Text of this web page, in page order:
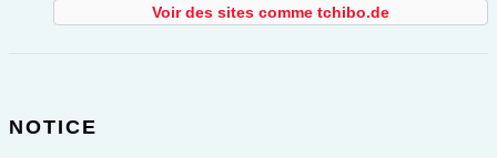
Voir des sites comme tchibo.de
NOTICE